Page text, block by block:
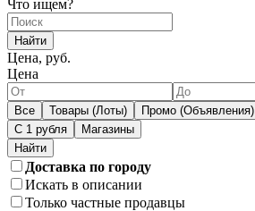
Что ищем?
Найти
Цена, руб.
Цена
Все Товары (Лоты) Промо (Объявления)
С 1 рубля
Магазины
Доставка по городу
Искать в описании
Только частные продавцы